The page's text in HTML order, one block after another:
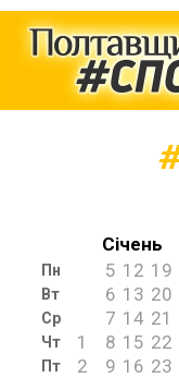
Січень
Пн 5 12 19
Вт 6 13 20
Ср 7 14 21
Чт 1 8 15 22
Пт 2 9 16 23